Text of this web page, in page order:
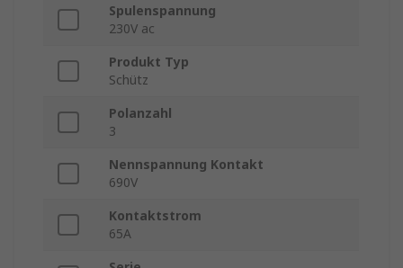
Spulenspannung
230V ac
Produkt Typ
Schütz
Polanzahl
3
Nennspannung Kontakt
690V
Kontaktstrom
65A